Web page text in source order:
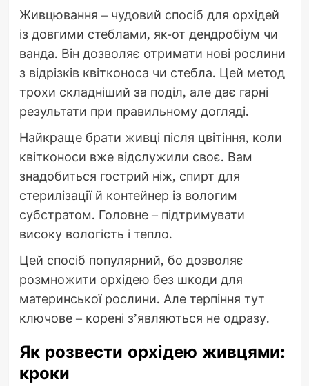
Живцювання – чудовий спосіб для орхідей
із довгими стеблами, як-от дендробіум чи
ванда. Він дозволяє отримати нові рослини
з відрізків квітконоса чи стебла. Цей метод
трохи складніший за поділ, але дає гарні
результати при правильному догляді.
Найкраще брати живці після цвітіння, коли
квітконоси вже відслужили своє. Вам
знадобиться гострий ніж, спирт для
стерилізації й контейнер із вологим
субстратом. Головне – підтримувати
високу вологість і тепло.
Цей спосіб популярний, бо дозволяє
розмножити орхідею без шкоди для
материнської рослини. Але терпіння тут
ключове – корені з’являються не одразу.
Як розвести орхідею живцями:
кроки